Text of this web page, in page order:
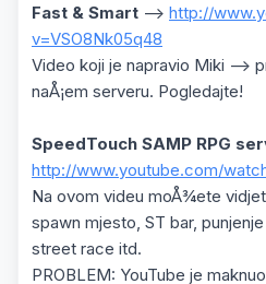
Fast & Smart --> http://
v=VSO8Nk05q48
Video koji je napravio Miki -->
naÅ¡em serveru. Pogledajte!
SpeedTouch SAMP RPG
http://www.youtube.com/
Na ovom videu moÅ¾ete
spawn mjesto, ST bar,
street race itd.
PROBLEM: YouTube je